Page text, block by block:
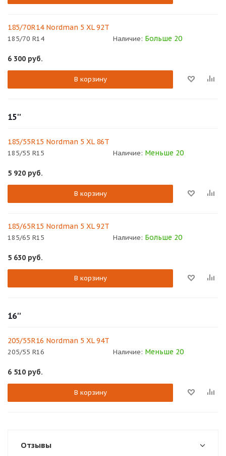
185/70R14 Nordman 5 XL 92T
185/70 R14 Наличие: Больше 20
6 300 руб.
В корзину
15''
185/55R15 Nordman 5 XL 86Т
185/55 R15 Наличие: Меньше 20
5 920 руб.
В корзину
185/65R15 Nordman 5 XL 92T
185/65 R15 Наличие: Больше 20
5 630 руб.
В корзину
16''
205/55R16 Nordman 5 XL 94T
205/55 R16 Наличие: Меньше 20
6 510 руб.
В корзину
Отзывы